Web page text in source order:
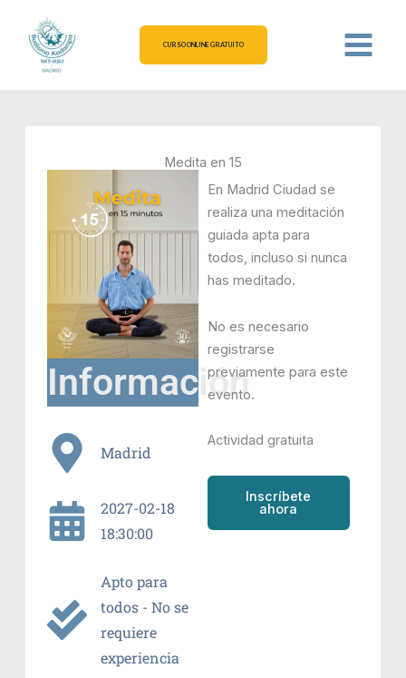
contenido
CURSO ONLINE GRATUITO
Medita en 15
Información
Madrid
2027-02-18
18:30:00
Apto para
todos - No se
requiere
experiencia
En Madrid Ciudad se
realiza una meditación
guiada apta para
todos, incluso si nunca
has meditado.
No es necesario
registrarse
previamente para este
evento.
Actividad gratuita
Inscríbete
ahora